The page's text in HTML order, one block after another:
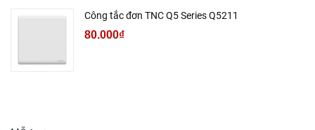
Công tắc đơn TNC Q5 Series Q5211
80.000₫